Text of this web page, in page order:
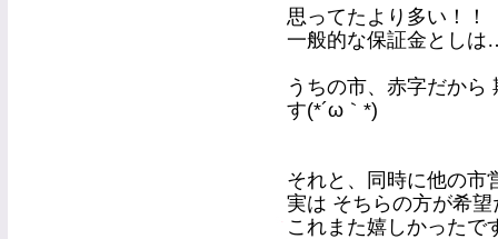
思ってたより多い！！
一般的な保証金とし
うちの市、赤字だから
す(*´ω｀*)
それと、同時に他の市
実は そちらの方が希
これまた嬉しかったで